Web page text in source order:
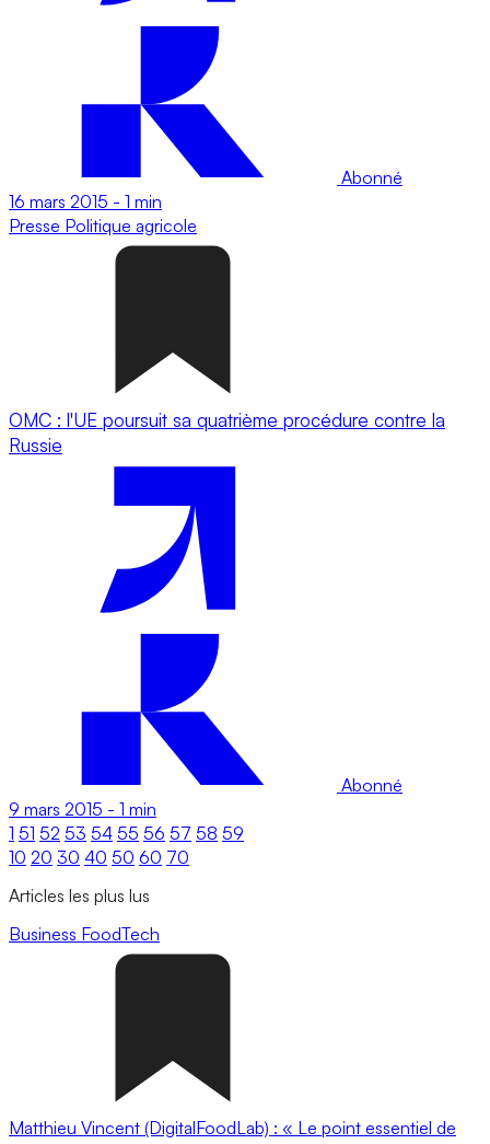
Abonné
16 mars 2015 - 1 min
Presse Politique agricole
OMC : l'UE poursuit sa quatrième procédure contre la
Russie
Abonné
9 mars 2015 - 1 min
1 51 52 53 54 55 56 57 58 59
10 20 30 40 50 60 70
Articles les plus lus
Business FoodTech
Matthieu Vincent (DigitalFoodLab) : « Le point essentiel de